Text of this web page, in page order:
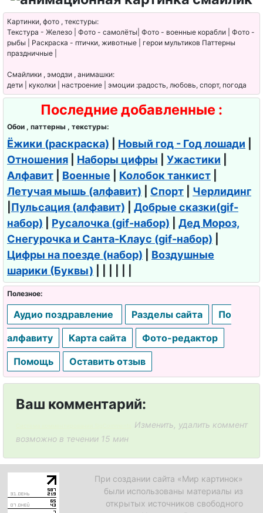
Картинки, фото , текстуры:
Текстура - Железо | Фото - самолёты| Фото - военные корабли | Фото -
рыбы | Раскраска - птички, животные | герои мультиков Паттерны
праздничные |
Смайлики , эмодзи , анимашки:
дети | куколки | настроение | эмоции :радость, любовь, спорт, погода
Последние добавленные :
Обои , паттерны , текстуры:
Ёжики (раскраска) Новый год - Год лошади
Отношения
Наборы цифры Ужастики
Алфавит
Военные Колобок танкист
Летучая мышь (алфавит)
Спорт
Черлидинг
Пульсация (алфавит)
Добрые сказки(gif-
набор)
Русалочка (gif-набор)
Дед Мороз,
Снегурочка и Санта-Клаус (gif-набор)
Цифры на поезде (набор)
Воздушные
шарики (Буквы)
Полезное:
Аудио поздравление Разделы сайта
По
алфавиту
Карта сайта
Фото-редактор
Помощь
Оставить отзыв
Ваш комментарий:
Изменить, удалить коммент
возможно в течении 15 мин
При создании сайта «Мир картинок»
были использованы материалы из
открытых источников свободного